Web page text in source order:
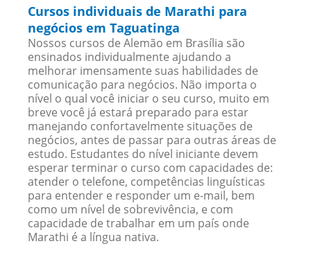
Cursos individuais de Marathi para
negócios em Taguatinga
Nossos cursos de Alemão em Brasília são
ensinados individualmente ajudando a
melhorar imensamente suas habilidades de
comunicação para negócios. Não importa o
nível o qual você iniciar o seu curso, muito em
breve você já estará preparado para estar
manejando confortavelmente situações de
negócios, antes de passar para outras áreas de
estudo. Estudantes do nível iniciante devem
esperar terminar o curso com capacidades de:
atender o telefone, competências linguísticas
para entender e responder um e-mail, bem
como um nível de sobrevivência, e com
capacidade de trabalhar em um país onde
Marathi é a língua nativa.